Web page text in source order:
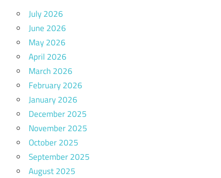
July 2026
June 2026
May 2026
April 2026
March 2026
February 2026
January 2026
December 2025
November 2025
October 2025
September 2025
August 2025